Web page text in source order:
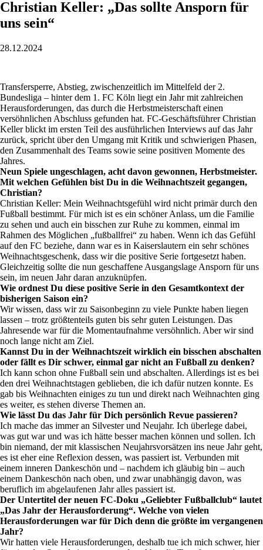
Christian Keller: „Das sollte Ansporn für
uns sein“
28.12.2024
Transfersperre, Abstieg, zwischenzeitlich im Mittelfeld der 2.
Bundesliga – hinter dem 1. FC Köln liegt ein Jahr mit zahlreichen
Herausforderungen, das durch die Herbstmeisterschaft einen
versöhnlichen Abschluss gefunden hat. FC-Geschäftsführer Christian
Keller blickt im ersten Teil des ausführlichen Interviews auf das Jahr
zurück, spricht über den Umgang mit Kritik und schwierigen Phasen,
den Zusammenhalt des Teams sowie seine positiven Momente des
Jahres.
Neun Spiele ungeschlagen, acht davon gewonnen, Herbstmeister.
Mit welchen Gefühlen bist Du in die Weihnachtszeit gegangen,
Christian?
Christian Keller: Mein Weihnachtsgefühl wird nicht primär durch den
Fußball bestimmt. Für mich ist es ein schöner Anlass, um die Familie
zu sehen und auch ein bisschen zur Ruhe zu kommen, einmal im
Rahmen des Möglichen „fußballfrei“ zu haben. Wenn ich das Gefühl
auf den FC beziehe, dann war es in Kaiserslautern ein sehr schönes
Weihnachtsgeschenk, dass wir die positive Serie fortgesetzt haben.
Gleichzeitig sollte die nun geschaffene Ausgangslage Ansporn für uns
sein, im neuen Jahr daran anzuknüpfen.
Wie ordnest Du diese positive Serie in den Gesamtkontext der
bisherigen Saison ein?
Wir wissen, dass wir zu Saisonbeginn zu viele Punkte haben liegen
lassen – trotz größtenteils guten bis sehr guten Leistungen. Das
Jahresende war für die Momentaufnahme versöhnlich. Aber wir sind
noch lange nicht am Ziel.
Kannst Du in der Weihnachtszeit wirklich ein bisschen abschalten
oder fällt es Dir schwer, einmal gar nicht an Fußball zu denken?
Ich kann schon ohne Fußball sein und abschalten. Allerdings ist es bei
den drei Weihnachtstagen geblieben, die ich dafür nutzen konnte. Es
gab bis Weihnachten einiges zu tun und direkt nach Weihnachten ging
es weiter, es stehen diverse Themen an.
Wie lässt Du das Jahr für Dich persönlich Revue passieren?
Ich mache das immer an Silvester und Neujahr. Ich überlege dabei,
was gut war und was ich hätte besser machen können und sollen. Ich
bin niemand, der mit klassischen Neujahrsvorsätzen ins neue Jahr geht,
es ist eher eine Reflexion dessen, was passiert ist. Verbunden mit
einem inneren Dankeschön und – nachdem ich gläubig bin – auch
einem Dankeschön nach oben, und zwar unabhängig davon, was
beruflich im abgelaufenen Jahr alles passiert ist.
Der Untertitel der neuen FC-Doku „Geliebter Fußballclub“ lautet
„Das Jahr der Herausforderung“. Welche von vielen
Herausforderungen war für Dich denn die größte im vergangenen
Jahr?
Wir hatten viele Herausforderungen, deshalb tue ich mich schwer, hier